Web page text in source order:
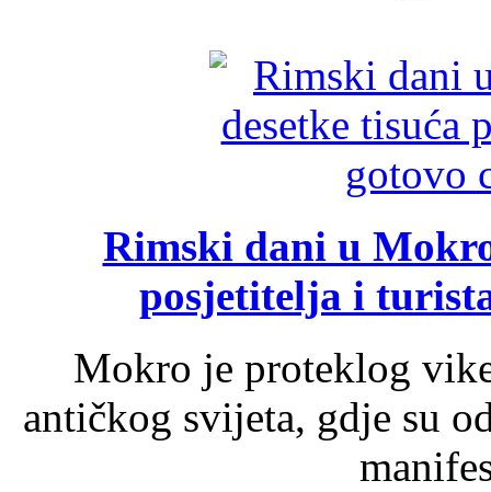
Rimski dani u
posjetitelja i
Mokro je proteklog
antičkog svijeta, gdje su